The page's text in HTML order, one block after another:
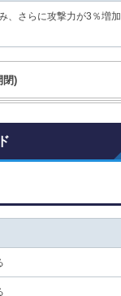
、さらに攻撃力が3％増加
閉)